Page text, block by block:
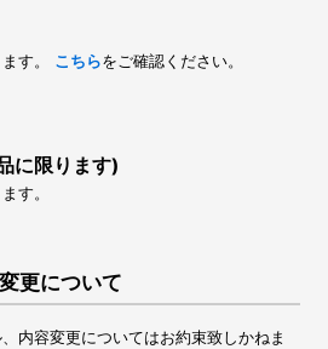
す。 こちらをご確認ください。
に限ります)
す。
更について
内容変更についてはお約束致しかねま